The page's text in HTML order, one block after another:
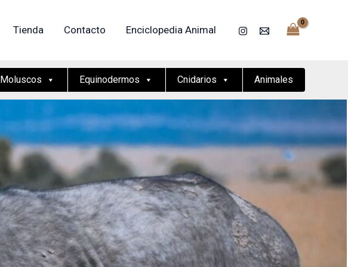
Tienda Contacto Enciclopedia Animal
Moluscos Equinodermos Cnidarios Animales